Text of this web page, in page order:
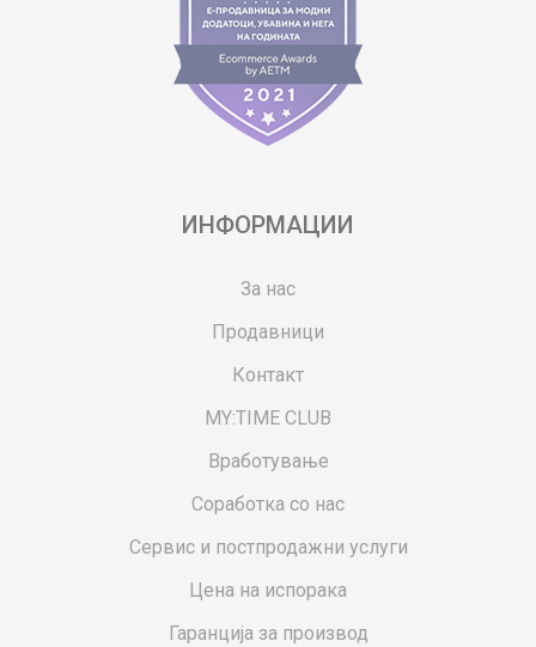
ИНФОРМАЦИИ
За нас
Продавници
Контакт
MY:TIME CLUB
Вработување
Соработка со нас
Сервис и постпродажни услуги
Цена на испорака
Гаранција за производ